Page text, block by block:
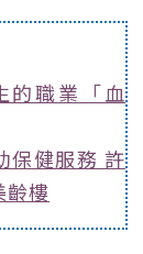
的職業「血
保健服務 許
齡樓